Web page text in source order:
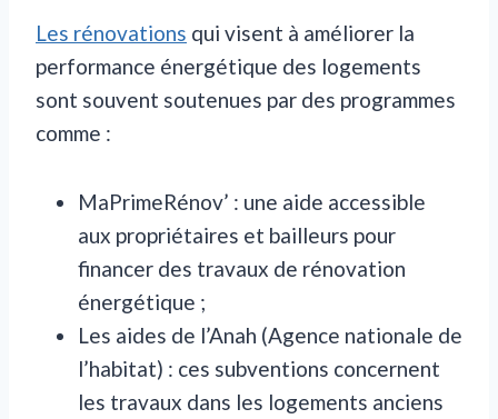
Les rénovations qui visent à améliorer la
performance énergétique des logements
sont souvent soutenues par des programmes
comme :
MaPrimeRénov’ : une aide accessible
aux propriétaires et bailleurs pour
financer des travaux de rénovation
énergétique ;
Les aides de l’Anah (Agence nationale de
l’habitat) : ces subventions concernent
les travaux dans les logements anciens